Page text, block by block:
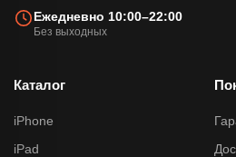
Ежедневно 10:00–22:00
Без выходных
Каталог
iPhone
iPad